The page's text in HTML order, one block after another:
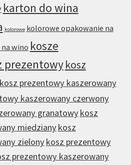
karton do wina
kolorowe kolorowe opakowanie na
wino kosze
prezentowykosz
kosz prezentowy kaszerowany
kaszerowany czerwony
granatowykosz
miedzianykosz
zielonykosz prezentowy
prezentowy kaszerowany